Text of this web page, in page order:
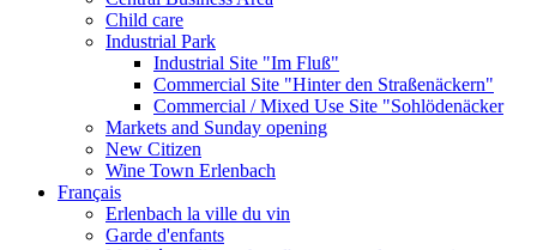
Child care
Industrial Park
Industrial Site "Im Fluß"
Commercial Site "Hinter den Straßenäckern"
Commercial / Mixed Use Site "Sohlödenäcker
Markets and Sunday opening
New Citizen
Wine Town Erlenbach
Français
Erlenbach la ville du vin
Garde d'enfants